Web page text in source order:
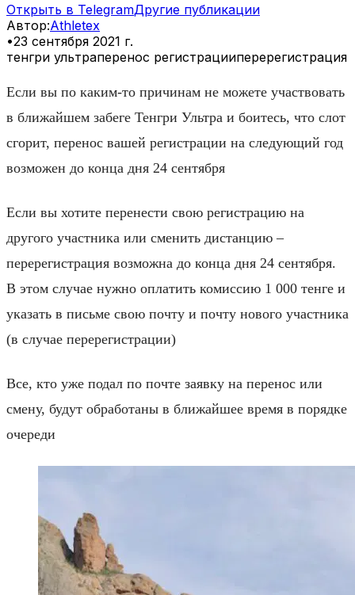
Открыть в TelegramДругие публикации
Автор:Athletex
•23 сентября 2021 г.
тенгри ультраперенос регистрацииперерегистрация
Если вы по каким-то причинам не можете участвовать
в ближайшем забеге Тенгри Ультра и боитесь, что слот
сгорит, перенос вашей регистрации на следующий год
возможен до конца дня 24 сентября
Если вы хотите перенести свою регистрацию на
другого участника или сменить дистанцию –
перерегистрация возможна до конца дня 24 сентября.
В этом случае нужно оплатить комиссию 1 000 тенге и
указать в письме свою почту и почту нового участника
(в случае перерегистрации)
Все, кто уже подал по почте заявку на перенос или
смену, будут обработаны в ближайшее время в порядке
очереди